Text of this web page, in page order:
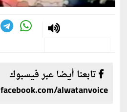
تابعنا أيضا عبر فيسبوك
facebook.com/alwatanvoice